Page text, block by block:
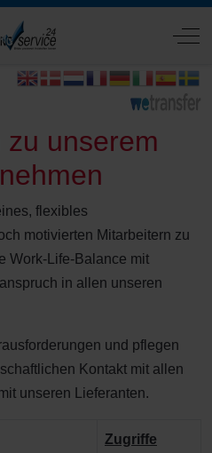
Off-
unserem
flexibles
motivierten Mitarbeitern zu
Work-Life-Balance mit
in allen unseren
und pflegen
Kontakt mit allen
unseren Lieferanten.
Zugriffe